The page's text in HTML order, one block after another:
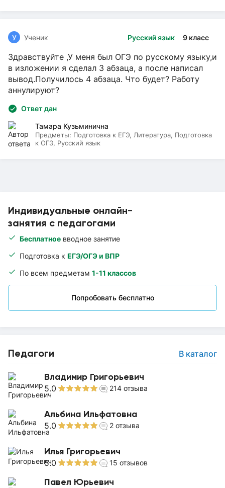
Индивидуальные онлайн-
занятия с педагогами
Бесплатное вводное занятие
Подготовка к ЕГЭ/ОГЭ и ВПР
По всем предметам 1-11 классов
Попробовать бесплатно
Педагоги В каталог
Владимир Григорьевич
5.0 214 отзыва
Альбина Ильфатовна
5.0 2 отзыва
Илья Григорьевич
5.0 15 отзывов
Павел Юрьевич
Русский язык 9 класс
У Ученик
Здравствуйте ,У меня был ОГЭ по русскому языку,и
в изложении я сделал 3 абзаца, а после написал
вывод.Получилось 4 абзаца. Что будет? Работу
аннулируют?
Ответ дан
Тамара Кузьминична
Предметы: Подготовка к ЕГЭ, Литература, Подготовка
к ОГЭ, Русский язык